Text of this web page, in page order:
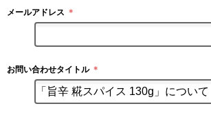
メールアドレス ＊
お問い合わせタイトル ＊